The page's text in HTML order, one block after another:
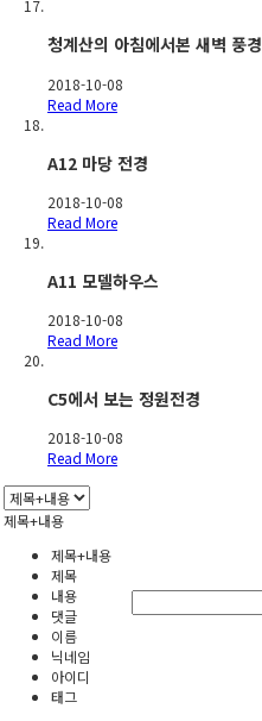
청계산의 아침에서본 새벽 풍경
2018-10-08
Read More
A12 마당 전경
2018-10-08
Read More
A11 모델하우스
2018-10-08
Read More
C5에서 보는 정원전경
2018-10-08
Read More
제목+내용
제목+내용
제목
내용
댓글
이름
닉네임
아이디
태그